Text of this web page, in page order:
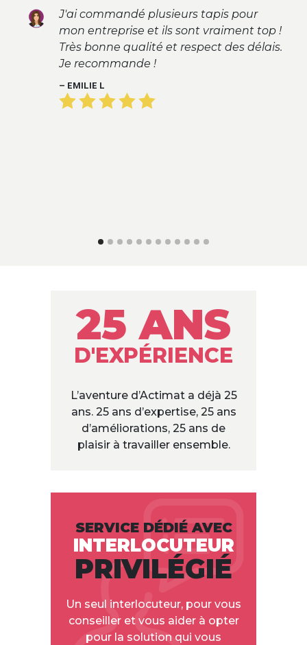
top !
Commande de 2 tapis
pour la société super rendu, délai
respecté, qualité au RDV. Merci
votre collaboration
25 ANS
D'EXPÉRIENCE
L’aventure d’Actimat a déjà 25
ans. 25 ans d’expertise, 25 ans
d’améliorations, 25 ans de
plaisir à travailler ensemble.
SERVICE DÉDIÉ AVEC
INTERLOCUTEUR
PRIVILÉGIÉ
Un seul interlocuteur, pour vous
conseiller et vous aider à opter
pour la solution qui vous